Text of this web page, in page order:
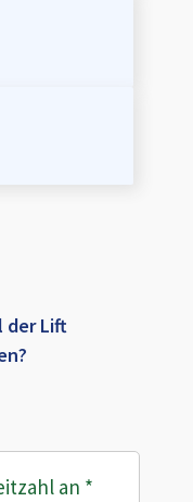
der Lift
an *